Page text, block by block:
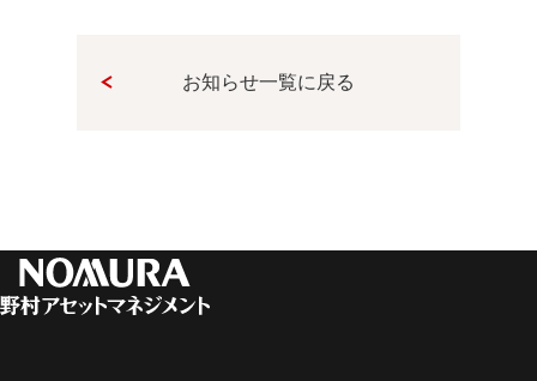
お知らせ一覧に戻る